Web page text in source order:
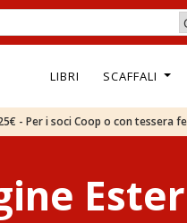
LIBRI SCAFFALI
- Per i soci Coop o con tessera